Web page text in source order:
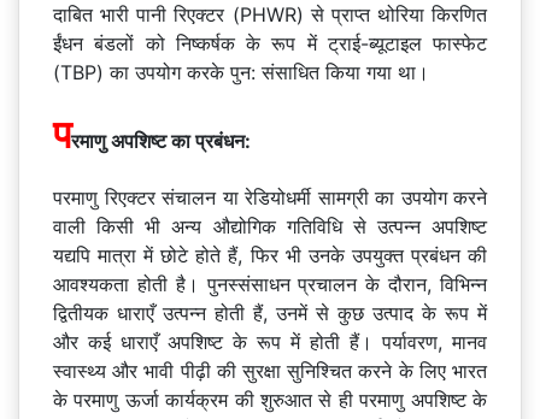
दाबित भारी पानी रिएक्टर (PHWR) से प्राप्त थोरिया किरणित
ईंधन बंडलों को निष्कर्षक के रूप में ट्राई-ब्यूटाइल फास्फेट
(TBP) का उपयोग करके पुन: संसाधित किया गया था।
परमाणु अपशिष्ट का प्रबंधन:
परमाणु रिएक्टर संचालन या रेडियोधर्मी सामग्री का उपयोग करने
वाली किसी भी अन्य औद्योगिक गतिविधि से उत्पन्न अपशिष्ट
यद्यपि मात्रा में छोटे होते हैं, फिर भी उनके उपयुक्त प्रबंधन की
आवश्यकता होती है। पुनस्संसाधन प्रचालन के दौरान, विभिन्न
द्वितीयक धाराएँ उत्पन्न होती हैं, उनमें से कुछ उत्पाद के रूप में
और कई धाराएँ अपशिष्ट के रूप में होती हैं। पर्यावरण, मानव
स्वास्थ्य और भावी पीढ़ी की सुरक्षा सुनिश्चित करने के लिए भारत
के परमाणु ऊर्जा कार्यक्रम की शुरुआत से ही परमाणु अपशिष्ट के